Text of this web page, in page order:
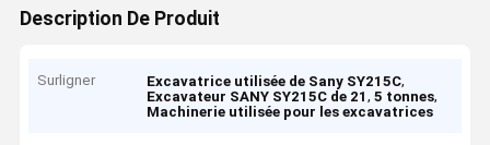
Description De Produit
Surligner Excavatrice utilisée de Sany SY215C,
Excavateur SANY SY215C de 21,5 tonnes,
Machinerie utilisée pour les excavatrices